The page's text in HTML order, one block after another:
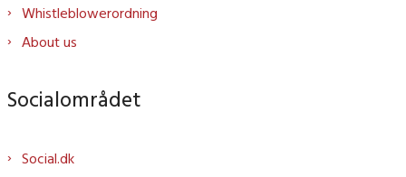
Whistleblowerordning
About us
Socialområdet
Social.dk